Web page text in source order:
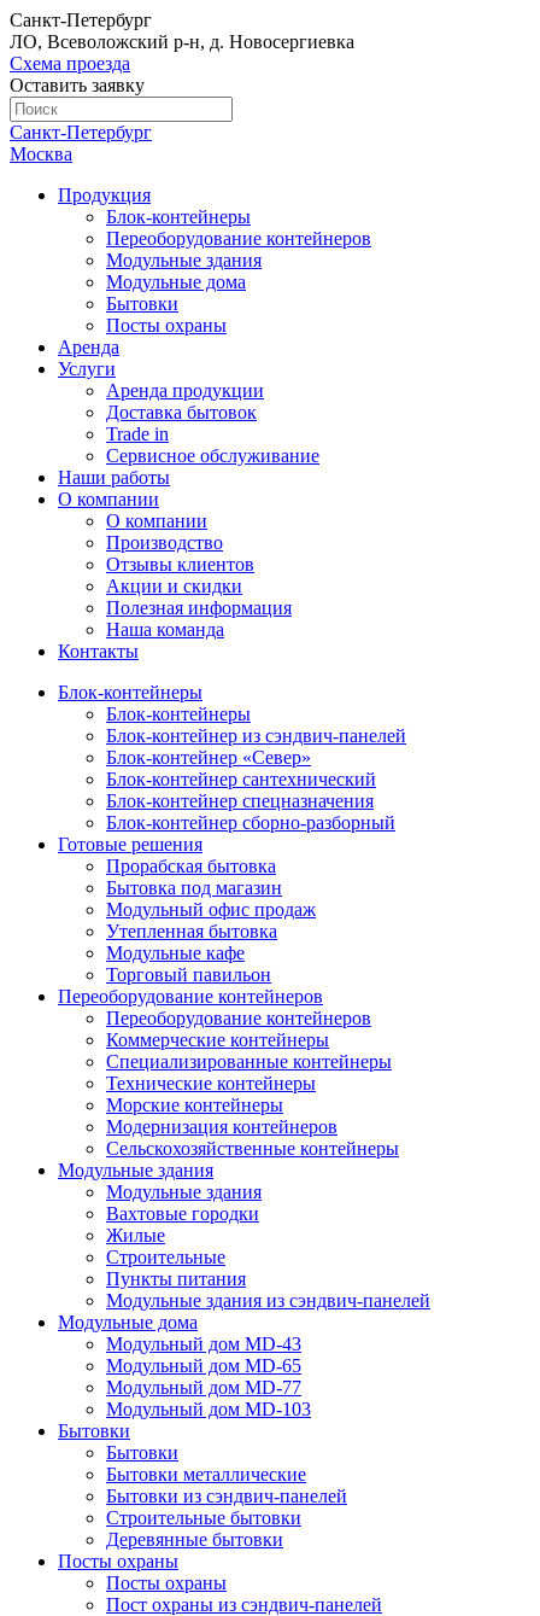
Санкт-Петербург
ЛО, Всеволожский р-н, д. Новосергиевка
Схема проезда
Оставить заявку
Санкт-Петербург
Москва
Продукция
Блок-контейнеры
Переоборудование контейнеров
Модульные здания
Модульные дома
Бытовки
Посты охраны
Аренда
Услуги
Аренда продукции
Доставка бытовок
Trade in
Сервисное обслуживание
Наши работы
О компании
О компании
Производство
Отзывы клиентов
Акции и скидки
Полезная информация
Наша команда
Контакты
Блок-контейнеры
Блок-контейнеры
Блок-контейнер из сэндвич-панелей
Блок-контейнер «Север»
Блок-контейнер сантехнический
Блок-контейнер спецназначения
Блок-контейнер сборно-разборный
Готовые решения
Прорабская бытовка
Бытовка под магазин
Модульный офис продаж
Утепленная бытовка
Модульные кафе
Торговый павильон
Переоборудование контейнеров
Переоборудование контейнеров
Коммерческие контейнеры
Специализированные контейнеры
Технические контейнеры
Морские контейнеры
Модернизация контейнеров
Сельскохозяйственные контейнеры
Модульные здания
Модульные здания
Вахтовые городки
Жилые
Строительные
Пункты питания
Модульные здания из сэндвич-панелей
Модульные дома
Модульный дом MD-43
Модульный дом MD-65
Модульный дом MD-77
Модульный дом MD-103
Бытовки
Бытовки
Бытовки металлические
Бытовки из сэндвич-панелей
Строительные бытовки
Деревянные бытовки
Посты охраны
Посты охраны
Пост охраны из сэндвич-панелей